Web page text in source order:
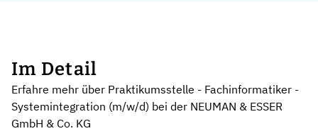
Im Detail
Erfahre mehr über Praktikumsstelle - Fachinformatiker -
Systemintegration (m/w/d) bei der NEUMAN & ESSER
GmbH & Co. KG